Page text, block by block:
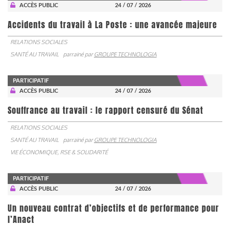
ACCÈS PUBLIC 24 / 07 / 2026
Accidents du travail à La Poste : une avancée majeure
RELATIONS SOCIALES
SANTÉ AU TRAVAIL
parrainé parGROUPE TECHNOLOGIA
PARTICIPATIF
ACCÈS PUBLIC
24 / 07 / 2026
Souffrance au travail : le rapport censuré du Sénat
RELATIONS SOCIALES
SANTÉ AU TRAVAIL
parrainé parGROUPE TECHNOLOGIA
VIE ÉCONOMIQUE, RSE & SOLIDARITÉ
PARTICIPATIF
ACCÈS PUBLIC
24 / 07 / 2026
Un nouveau contrat d’objectifs et de performance pour
l’Anact